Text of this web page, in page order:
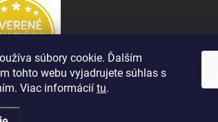
súbory cookie. Ďalším
tohto webu vyjadrujete súhlas s
Viac informácií tu.